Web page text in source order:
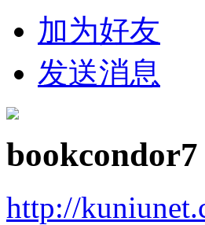
加为好友
发送消息
bookcondor7
http://